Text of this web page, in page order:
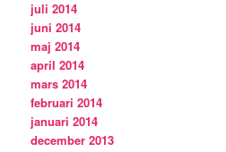
juli 2014
juni 2014
maj 2014
april 2014
mars 2014
februari 2014
januari 2014
december 2013